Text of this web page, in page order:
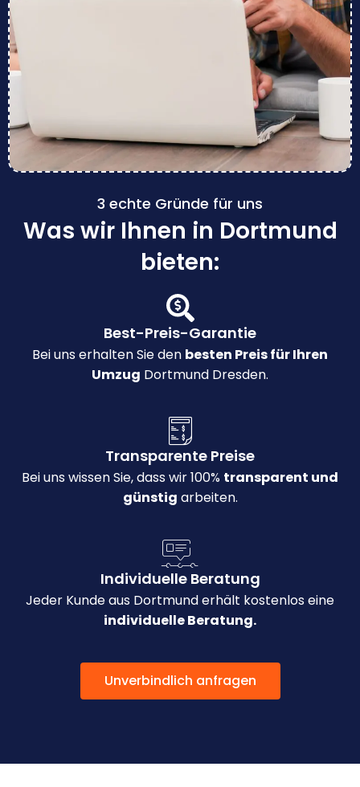
3 echte Gründe für uns
Was wir Ihnen in Dortmund
bieten:
Best-Preis-Garantie
Bei uns erhalten Sie den besten Preis für Ihren
Umzug Dortmund Dresden.
Transparente Preise
Bei uns wissen Sie, dass wir 100% transparent und
günstig arbeiten.
Individuelle Beratung
Jeder Kunde aus Dortmund erhält kostenlos eine
individuelle Beratung.
Unverbindlich anfragen